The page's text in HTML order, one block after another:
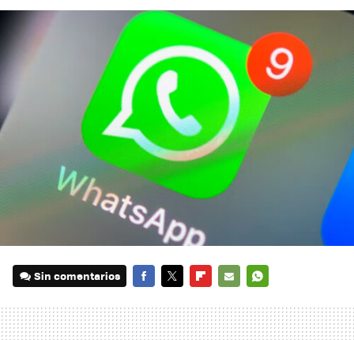
Sin comentarios
MAIL